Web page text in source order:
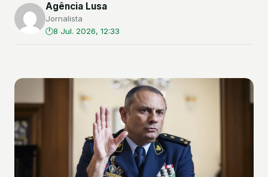
Agência Lusa
Jornalista
8 Jul. 2026, 12:33